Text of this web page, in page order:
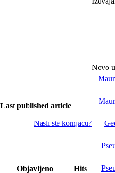
Last published article
Nasli ste kornjacu?
Objavljeno
Hits
Novo